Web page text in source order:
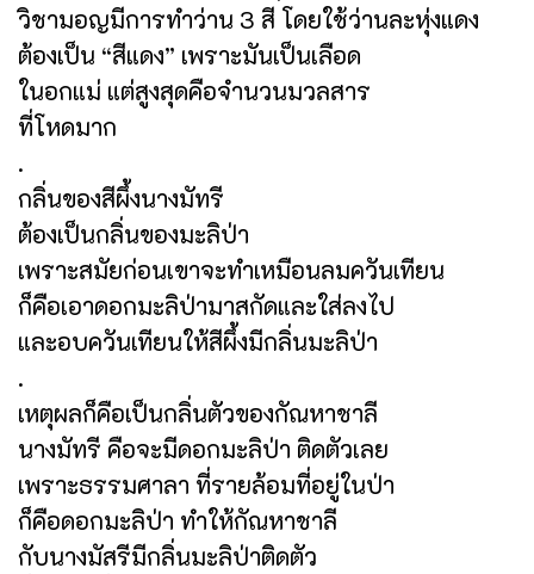
วิชามอญมีการทำว่าน 3 สี โดยใช้ว่านละหุ่งแดง
ต้องเป็น “สีแดง” เพราะมันเป็นเลือด
ในอกแม่ แต่สูงสุดคือจำนวนมวลสาร
ที่โหดมาก
.
กลิ่นของสีผึ้งนางมัทรี
ต้องเป็นกลิ่นของมะลิป่า
เพราะสมัยก่อนเขาจะทำเหมือนลมควันเทียน
ก็คือเอาดอกมะลิป่ามาสกัดและใส่ลงไป
และอบควันเทียนให้สีผึ้งมีกลิ่นมะลิป่า
.
เหตุผลก็คือเป็นกลิ่นตัวของกัณหาชาลี
นางมัทรี คือจะมีดอกมะลิป่า ติดตัวเลย
เพราะธรรมศาลา ที่รายล้อมที่อยู่ในป่า
ก็คือดอกมะลิป่า ทำให้กัณหาชาลี
กับนางมัสรีมีกลิ่นมะลิป่าติดตัว